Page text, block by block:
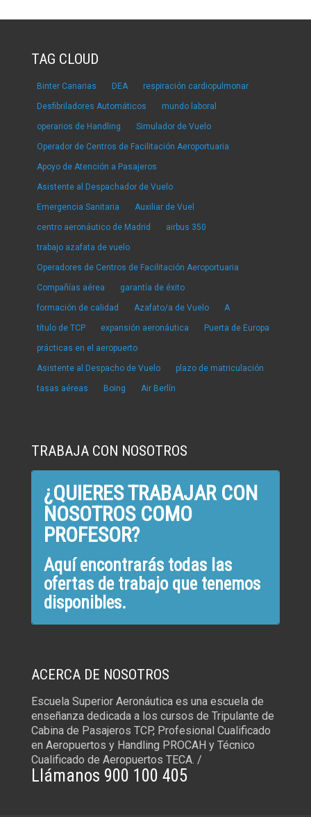
TAG CLOUD
Binter Canarias DEA respiración cardiopulmonar
Desfibriladores Automáticos mundo laboral
operarios de Handling Simulador de Vuelo
Operador de Centros de Facilitación Aeroportuaria
Apoyo de Atención a Pasajeros
Asistente al Despachador de Vuelo
Emergencia Sanitaria Auxiliar de Vuel
centro aeronáutico de Madrid airbus 350
trabajo azafata de vuelo
Operadores de Centros de Facilitación Aeroportuaria
Compañías aérea garantía de éxito
formación de calidad Azafato/a de Vuelo A
título de TCP expansión aeronáutica Puerta de Europa
prácticas en el aeropuerto
Asistente al Despacho de Vuelo plazo de matriculación
tasas aéreas Boing Air Berlín
TRABAJA CON NOSOTROS
¿QUIERES TRABAJAR CON
NOSOTROS COMO
PROFESOR?
Aquí encontrarás todas las
ofertas de trabajo que tenemos
disponibles.
ACERCA DE NOSOTROS
Escuela Superior Aeronáutica es una escuela de
enseñanza dedicada a los cursos de Tripulante de
Cabina de Pasajeros TCP, Profesional Cualificado
en Aeropuertos y Handling PROCAH y Técnico
Cualificado de Aeropuertos TECA. /
Llámanos 900 100 405